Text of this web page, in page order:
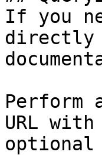
If you
directly
Perform
URL
optional